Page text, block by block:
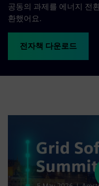
공동의 과제를 에너지 전
환했어요.
전자책 다운로드